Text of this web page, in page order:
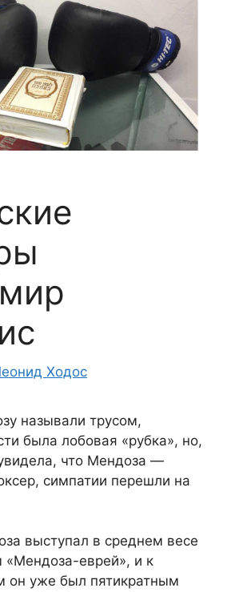
Ходос
называли трусом,
была лобовая «рубка», но,
что Мендоза —
симпатии перешли на
выступал в среднем весе
еврей», и к
он уже был пятикратным